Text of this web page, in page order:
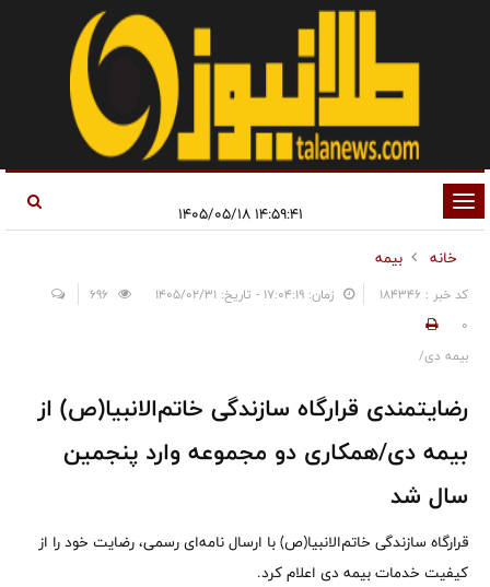
تغییر
وضعیت
ناوبری
خانه
بیمه
کد خبر : 184346 زمان: ۱۷:۰۴:۱۹ - تاریخ: ۱۴۰۵/۰۲/۳۱
0
بیمه دی/
رضایتمندی قرارگاه سازندگی خاتم‌الانبیا(ص) از
بیمه دی/همکاری دو مجموعه وارد پنجمین
سال شد
قرارگاه سازندگی خاتم‌الانبیا(ص) با ارسال نامه‌ای رسمی، رضایت خود را از
کیفیت خدمات بیمه دی اعلام کرد.